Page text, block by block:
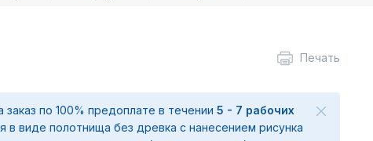
Печать
заказ по 100% предоплате в течении 5 - 7 рабочих
в виде полотнища без древка с нанесением рисунка